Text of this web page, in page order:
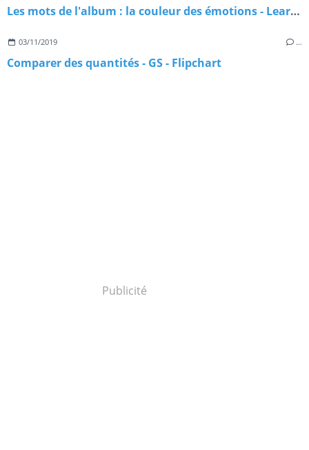
Les mots de l'album : la couleur des émotions - Learningapps
03/11/2019 …
Comparer des quantités - GS - Flipchart
Publicité